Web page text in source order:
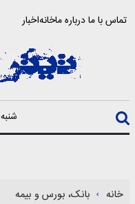
تماس با مادرباره ماخانهاخبار
شنبه ۱۷ مرداد ۱۴۰۵
خانه بانک، بورس و بیمه